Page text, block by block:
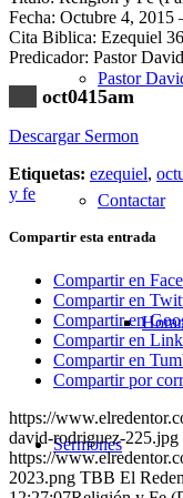
Pastor
Contactar
Sermones
Fecha: Octubre 4, 2015
Cita Biblica: Ezequiel
Predicador: Pastor
oct0415am
Descargar Sermon
Etiquetas: ezequiel,
y fe
Compartir esta entrada
Compartir en
Compartir en
Compartir en
Compartir en
Compartir en
Compartir por
https://
david-rodriguez-225.jpg
https://
2023.png TBB El